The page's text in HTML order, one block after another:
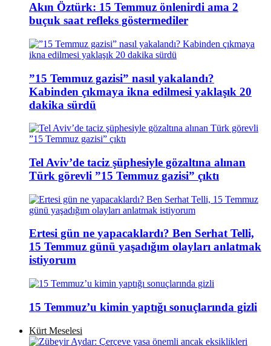
Akın Öztürk: 15 Temmuz önlenirdi ama 2
buçuk saat refleks göstermediler
”15 Temmuz gazisi” nasıl yakalandı?
Kabinden çıkmaya ikna edilmesi yaklaşık 20
dakika sürdü
Tel Aviv’de taciz şüphesiyle gözaltına alınan
Türk görevli ”15 Temmuz gazisi” çıktı
Ertesi gün ne yapacaklardı? Ben Serhat Telli,
15 Temmuz günü yaşadığım olayları anlatmak
istiyorum
15 Temmuz’u kimin yaptığı sonuçlarında gizli
Kürt Meselesi